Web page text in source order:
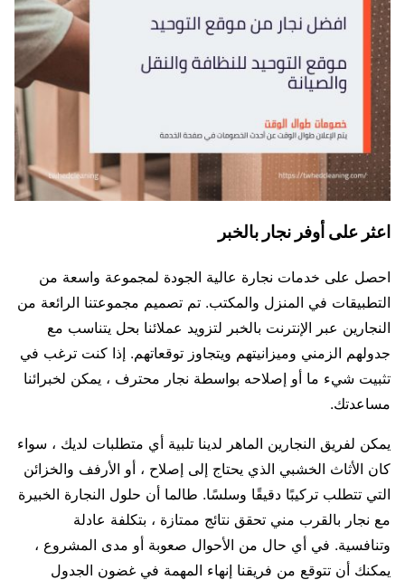
اعثر على أوفر نجار بالخبر
احصل على خدمات نجارة عالية الجودة لمجموعة واسعة من
التطبيقات في المنزل والمكتب. تم تصميم مجموعتنا الرائعة من
النجارين عبر الإنترنت بالخبر لتزويد عملائنا بحل يتناسب مع
جدولهم الزمني وميزانيتهم ويتجاوز توقعاتهم. إذا كنت ترغب في
تثبيت شيء ما أو إصلاحه بواسطة نجار محترف ، يمكن لخبرائنا
مساعدتك.
يمكن لفريق النجارين الماهر لدينا تلبية أي متطلبات لديك ، سواء
كان الأثاث الخشبي الذي يحتاج إلى إصلاح ، أو الأرفف والخزائن
التي تتطلب تركيبًا دقيقًا وسلسًا. طالما أن حلول النجارة الخبيرة
مع نجار بالقرب مني تحقق نتائج ممتازة ، بتكلفة عادلة
وتنافسية. في أي حال من الأحوال صعوبة أو مدى المشروع ،
يمكنك أن تتوقع من فريقنا إنهاء المهمة في غضون الجدول